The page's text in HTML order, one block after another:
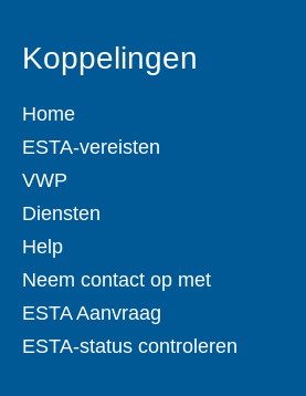
Koppelingen
Home
ESTA-vereisten
VWP
Diensten
Help
Neem contact op met
ESTA Aanvraag
ESTA-status controleren